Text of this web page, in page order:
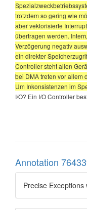
trotzdem so gering wie
aber vektorisierte
übertragen werden.
Verzögerung negativ
ein direkter
Controller steht allen
bei DMA treten vor allem
Um Inkonsistenzen im
I/O? Ein I/O Controller
Annotation
Precise